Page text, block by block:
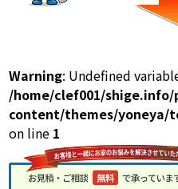
Warning: Undefined
/home/clef001/
content/themes/
on line 1